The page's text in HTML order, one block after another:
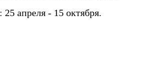
апреля - 15 октября.